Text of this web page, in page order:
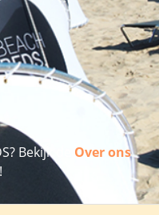
Bekijk de Over ons